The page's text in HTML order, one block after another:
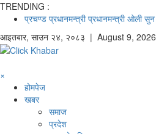
TRENDING :
प्रचण्ड प्रधानमन्त्री प्रधानमन्त्री ओली सुन
आइतबार, साउन २४, २०८३ | August 9, 2026
×
होमपेज
खबर
समाज
प्रदेश